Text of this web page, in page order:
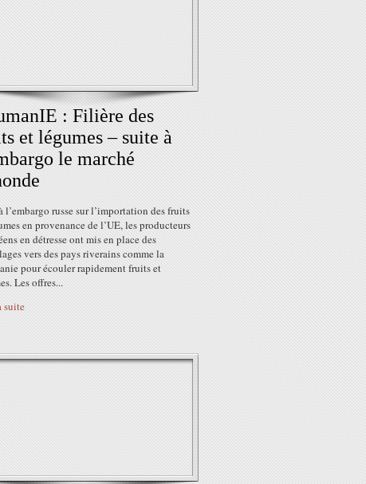
: Filière des
et légumes – suite à
le marché
l’embargo russe sur l’importation des fruits
en provenance de l’UE, les producteurs
en détresse ont mis en place des
vers des pays riverains comme la
pour écouler rapidement fruits et
Les offres...
suite